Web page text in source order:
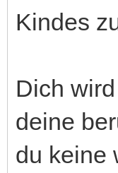
Kindes
Dich
deine
du keine